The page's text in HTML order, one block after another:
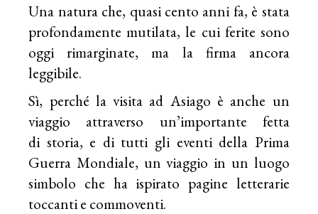
Una natura che, quasi cento anni fa, è stata
profondamente mutilata, le cui ferite sono
oggi rimarginate, ma la firma ancora
leggibile.
Sì, perché la visita ad Asiago è anche un
viaggio attraverso un’importante fetta
di storia, e di tutti gli eventi della Prima
Guerra Mondiale, un viaggio in un luogo
simbolo che ha ispirato pagine letterarie
toccanti e commoventi.